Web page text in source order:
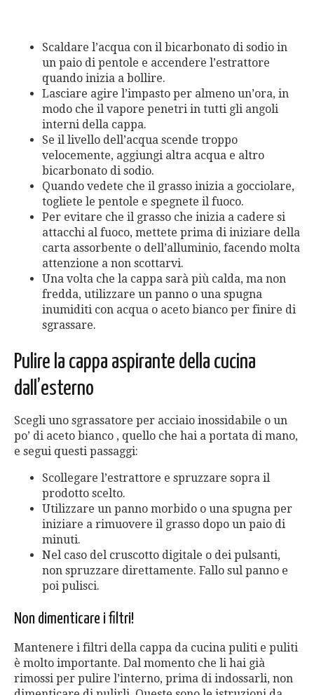
Scaldare l’acqua con il bicarbonato di sodio in
un paio di pentole e accendere l’estrattore
quando inizia a bollire.
Lasciare agire l’impasto per almeno un’ora, in
modo che il vapore penetri in tutti gli angoli
interni della cappa.
Se il livello dell’acqua scende troppo
velocemente, aggiungi altra acqua e altro
bicarbonato di sodio.
Quando vedete che il grasso inizia a gocciolare,
togliete le pentole e spegnete il fuoco.
Per evitare che il grasso che inizia a cadere si
attacchi al fuoco, mettete prima di iniziare della
carta assorbente o dell’alluminio, facendo molta
attenzione a non scottarvi.
Una volta che la cappa sarà più calda, ma non
fredda, utilizzare un panno o una spugna
inumiditi con acqua o aceto bianco per finire di
sgrassare.
Pulire la cappa aspirante della cucina
dall’esterno
Scegli uno sgrassatore per acciaio inossidabile o un
po’ di aceto bianco , quello che hai a portata di mano,
e segui questi passaggi:
Scollegare l’estrattore e spruzzare sopra il
prodotto scelto.
Utilizzare un panno morbido o una spugna per
iniziare a rimuovere il grasso dopo un paio di
minuti.
Nel caso del cruscotto digitale o dei pulsanti,
non spruzzare direttamente. Fallo sul panno e
poi pulisci.
Non dimenticare i filtri!
Mantenere i filtri della cappa da cucina puliti e puliti
è molto importante. Dal momento che li hai già
rimossi per pulire l’interno, prima di indossarli, non